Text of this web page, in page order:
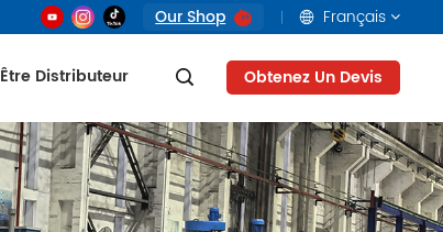
Our Shop Français
français
русский
Être Distributeur Obtenez Un Devis